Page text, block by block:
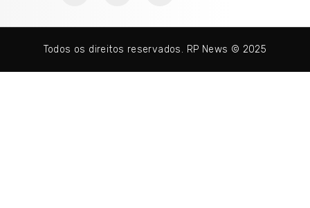
Todos os direitos reservados. RP News © 2025